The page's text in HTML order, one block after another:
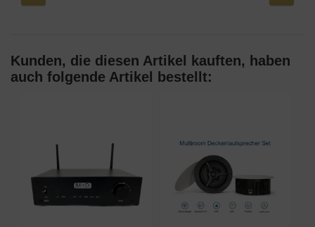
Kunden, die diesen Artikel kauften, haben
auch folgende Artikel bestellt: